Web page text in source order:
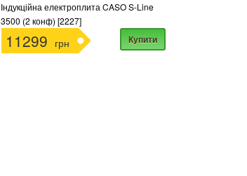
Індукційна електроплита CASO S-Line
3500 (2 конф) [2227]
11299 грн Купити